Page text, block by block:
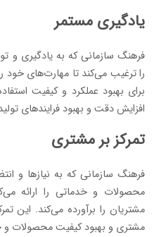
یادگیری مستمر
فرهنگ سازمانی که به یادگیری و
را ترغیب می‌کند تا مهارت‌های خود
برای بهبود عملکرد و کیفیت
افزایش دقت و بهبود فرایندهای
تمرکز بر مشتری
فرهنگ سازمانی که به نیازها و
محصولات و خدماتی را ارائه
مشتریان را برآورده می‌کند. این
مشتری و بهبود کیفیت محصولات